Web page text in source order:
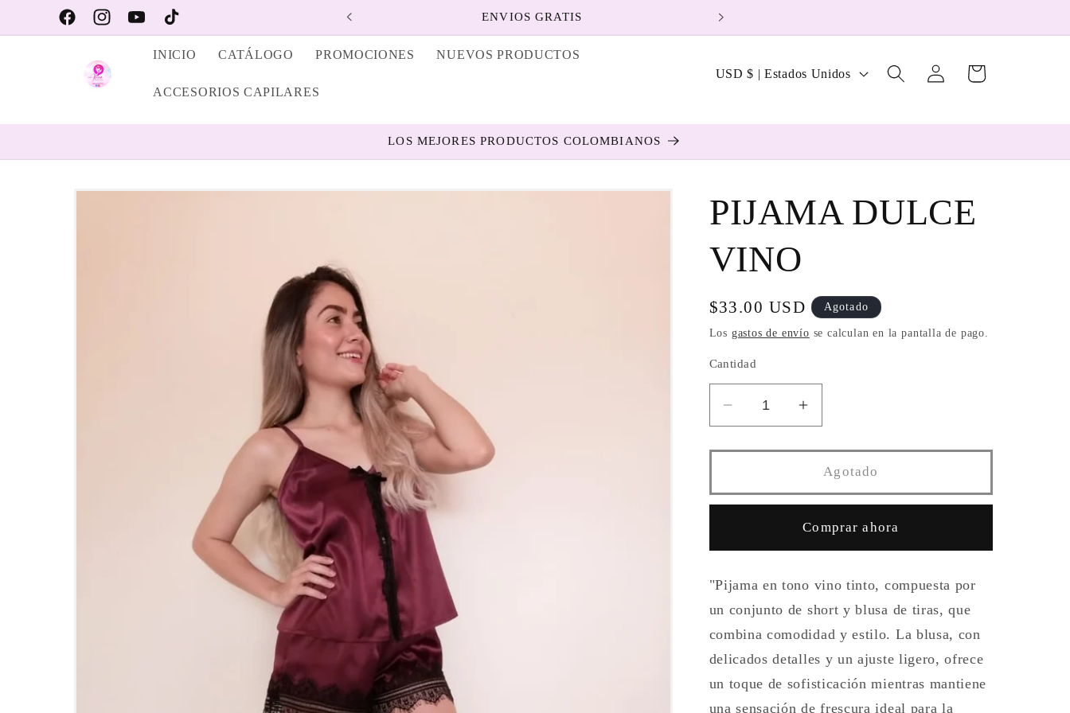
directamente
al contenido
Facebookhttps://www.instagram.com/alexa_store_nyc/
YouTubeTikTok
PRODUCTOS CAPILARES #1 ENVIOS GRATIS
INICIO CATÁLOGO PROMOCIONES NUEVOS PRODUCTOS
ACCESORIOS CAPILARES
P
í
r
g
ó
USD $ | Estados Unidos
Iniciar
sesión
Carrito
LOS MEJORES PRODUCTOS COLOMBIANOS
directamente
PIJAMA DULCE
VINO
Precio
habitual
$33.00 USD Agotado
Los gastos de envío se calculan en la pantalla de pago.
Cantidad
Reducir
cantidad
para
DULCE
VINO
Aumentar
cantidad
para
PIJAMA
DULCE
VINO
Agotado
Comprar ahora
"Pijama en tono vino tinto, compuesta por
un conjunto de short y blusa de tiras, que
combina comodidad y estilo. La blusa, con
delicados detalles y un ajuste ligero, ofrece
un toque de sofisticación mientras mantiene
una sensación de frescura ideal para la